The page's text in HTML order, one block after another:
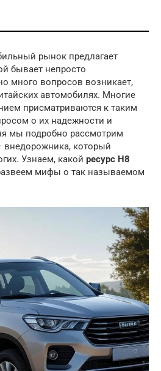
рынок предлагает
бывает непросто
много вопросов возникает,
автомобилях. Многие
присматриваются к таким
о их надежности и
мы подробно рассмотрим
внедорожника, который
Узнаем, какой ресурс H8
мифы о так называемом